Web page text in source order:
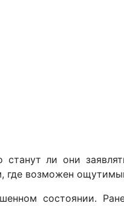
ли они
где возможен
состоянии.